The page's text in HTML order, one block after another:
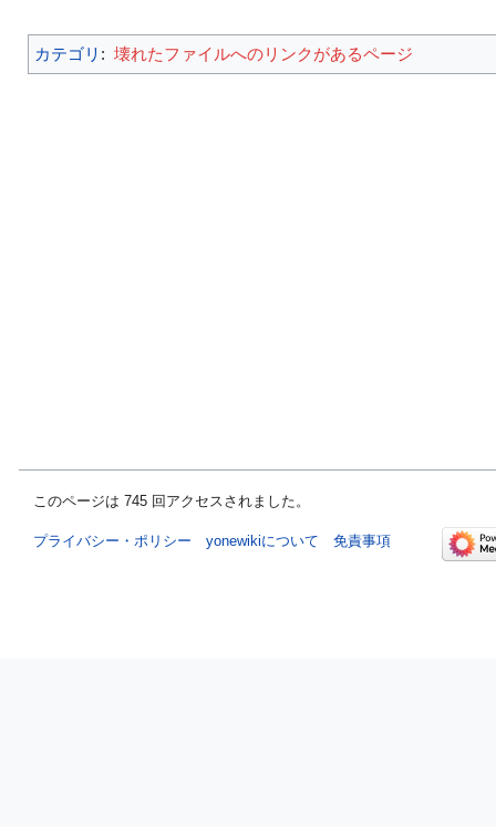
カテゴリ : 壊れたファイルへのリンクがあるページ
このページは 745 回アクセスされました。
プライバシー・ポリシー yonewikiについて 免責事項